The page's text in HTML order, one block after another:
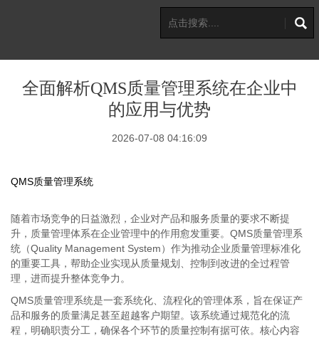
全面解析QMS质量管理系统在企业中
的应用与优势
2026-07-08 04:16:09
QMS质量管理系统
随着市场竞争的日益激烈，企业对产品和服务质量的要求不断提
升，质量管理体系在企业管理中的作用愈发重要。QMS质量管理系
统（Quality Management System）作为推动企业质量管理标准化
的重要工具，帮助企业实现从质量规划、控制到改进的全过程管
理，进而提升整体竞争力。
QMS质量管理系统是一套系统化、流程化的管理体系，旨在保证产
品和服务的质量满足甚至超越客户期望。该系统通过规范化的流
程，明确职责分工，确保各个环节的质量控制有据可依。核心内容